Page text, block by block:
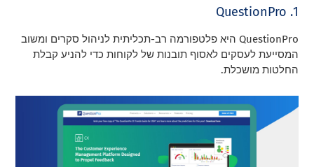
1. QuestionPro
QuestionPro היא פלטפורמה רב-תכליתית לניהול סקרים ומשוב
המסייעת לעסקים לאסוף תובנות של לקוחות כדי להניע קבלת
החלטות מושכלת.